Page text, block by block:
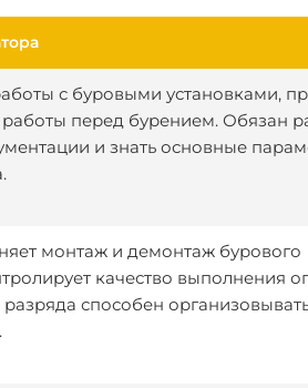
с буровыми установками,
перед бурением. Обязан
и знать основные
монтаж и демонтаж бурового
качество выполнения
способен